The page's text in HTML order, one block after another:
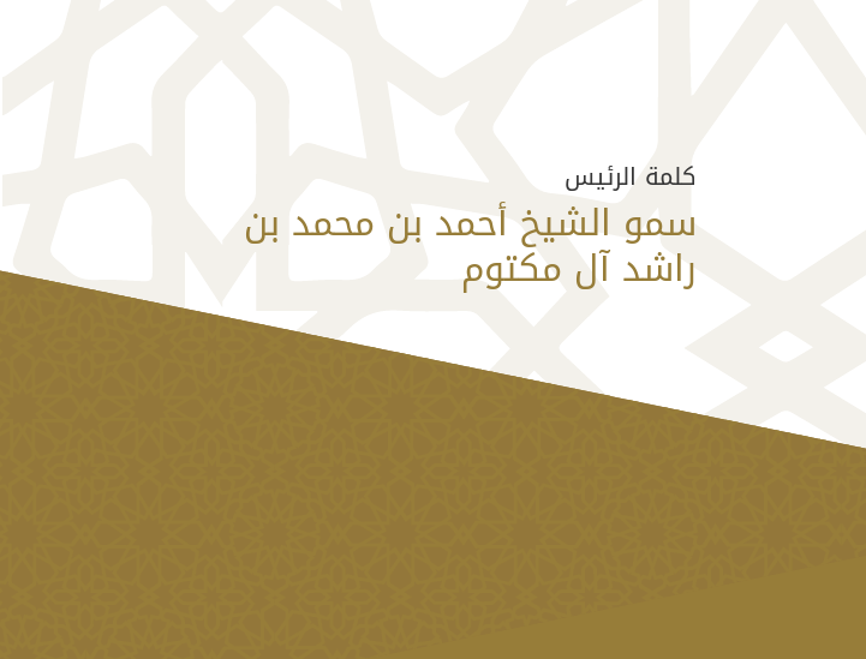
كلمة الرئيس
سمو الشيخ أحمد بن محمد بن
راشد آل مكتوم